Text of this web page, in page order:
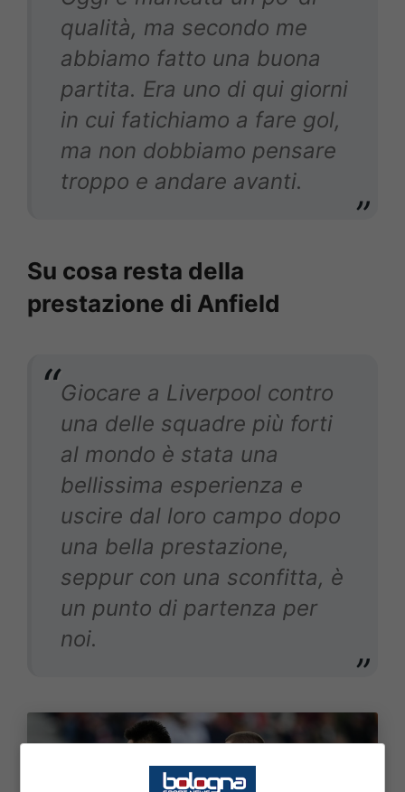
qualità, ma secondo me
abbiamo fatto una buona
partita. Era uno di qui giorni
in cui fatichiamo a fare gol,
ma non dobbiamo pensare
troppo e andare avanti.
Su cosa resta della
prestazione di Anfield
Giocare a Liverpool contro
una delle squadre più forti
al mondo è stata una
bellissima esperienza e
uscire dal loro campo dopo
una bella prestazione,
seppur con una sconfitta, è
un punto di partenza per
noi.